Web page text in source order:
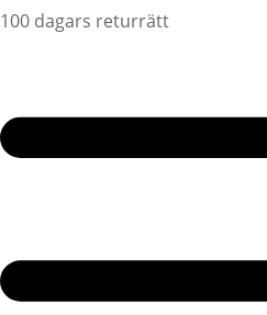
100 dagars returrätt